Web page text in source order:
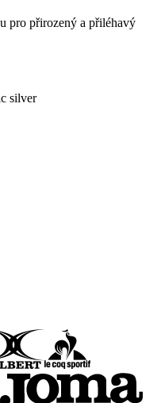
pro přirozený a přiléhavý
silver